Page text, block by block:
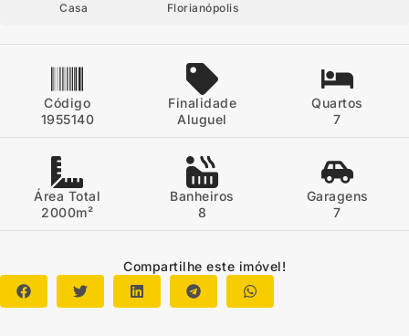
Casa Florianópolis
Código
1955140
Finalidade
Aluguel
Quartos
7
Área Total
2000m²
Banheiros
8
Garagens
7
Compartilhe este imóvel!